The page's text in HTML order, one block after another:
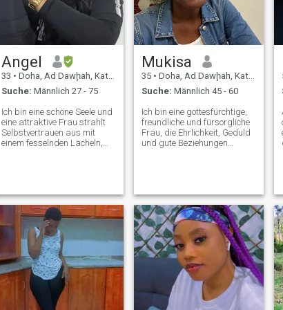
SIE BITTE KEINE ZEIT.
Angel
33 • Doha, Ad Dawḩah, Katar
Suche: Männlich 27 - 75
Ich bin eine schöne Seele und
eine attraktive Frau strahlt
Selbstvertrauen aus mit
einem fesselnden Lächeln,
während meine Augen vor
Intelligenz und Wärme
funkeln. Ich trage mich mit
Eleganz, und meine
Freundlichkeit strahlt aus,
was mich unwiderstehlich
macht für die um mich
herum. Ich bin ein
leidenschaftlicher Reisender
mit einem Vorgeschmack auf
Abenteuer und einer Liebe
Mukisa
35 • Doha, Ad Dawḩah, Katar
Suche: Männlich 45 - 60
Ich bin eine gottesfürchtige,
freundliche und fürsorgliche
Frau, die Ehrlichkeit, Geduld
und gute Beziehungen
Verhältnissen und bin bereit,
ein Leben voller Liebe,
Respekt und Hingabe mit
dem richtigen Partner zu
teilen.